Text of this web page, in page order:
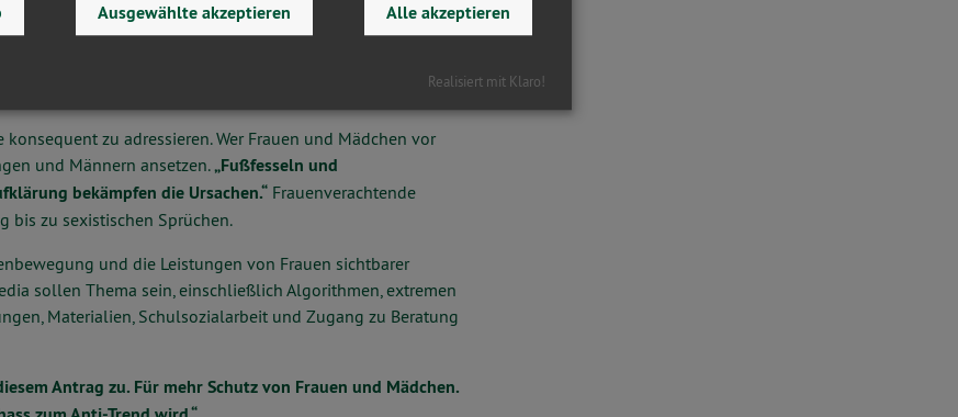
rechtspopulistische und rassistische Akteure:„Wer
zu hetzen, missbraucht reale Gefahren. Das ist Hetze
zu adressieren. Wer Frauen und Mädchen vor
und Männern ansetzen.„Fußfesseln und
bekämpfen die Ursachen.“ Frauenverachtende
bis zu sexistischen Sprüchen.
und die Leistungen von Frauen sichtbarer
sollen Thema sein, einschließlich Algorithmen, extremen
Materialien, Schulsozialarbeit und Zugang zu Beratung
Antrag zu. Für mehr Schutz von Frauen und Mädchen.
Ausgewählte akzeptieren Alle akzeptieren
Realisiert mit Klaro!